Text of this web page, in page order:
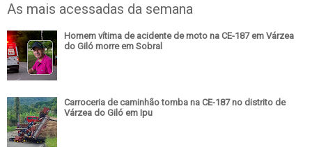
As mais acessadas da semana
Homem vítima de acidente de moto na CE-187 em Várzea
do Giló morre em Sobral
Carroceria de caminhão tomba na CE-187 no distrito de
Várzea do Giló em Ipu